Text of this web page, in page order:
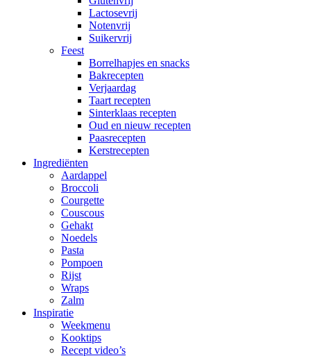
Lactosevrij
Notenvrij
Suikervrij
Feest
Borrelhapjes en snacks
Bakrecepten
Verjaardag
Taart recepten
Sinterklaas recepten
Oud en nieuw recepten
Paasrecepten
Kerstrecepten
Ingrediënten
Aardappel
Broccoli
Courgette
Couscous
Gehakt
Noedels
Pasta
Pompoen
Rijst
Wraps
Zalm
Inspiratie
Weekmenu
Kooktips
Recept video’s